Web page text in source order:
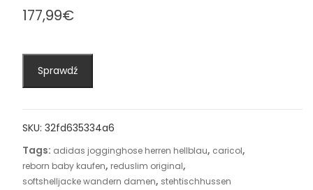
177,99€
Sprawdź
SKU: 32fd635334a6
Tags: adidas jogginghose herren hellblau, caricol,
reborn baby kaufen, reduslim original,
softshelljacke wandern damen, stehtischhussen